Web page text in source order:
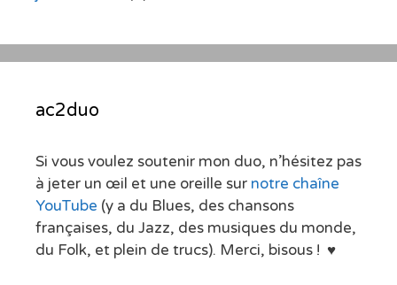
ac2duo
Si vous voulez soutenir mon duo, n’hésitez pas
à jeter un œil et une oreille sur notre chaîne
YouTube (y a du Blues, des chansons
françaises, du Jazz, des musiques du monde,
du Folk, et plein de trucs). Merci, bisous ! ♥